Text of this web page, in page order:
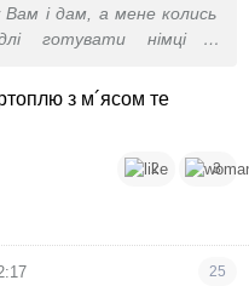
і дам, а мене колись
готувати німці в
змащую вершковим
в рецепті, посипаю
з м´ясом те
2 3
25